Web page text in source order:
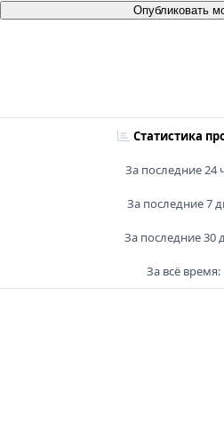
Опубликовать
Статистика
За последние 24
За последние 7
За последние 30
За всё время: